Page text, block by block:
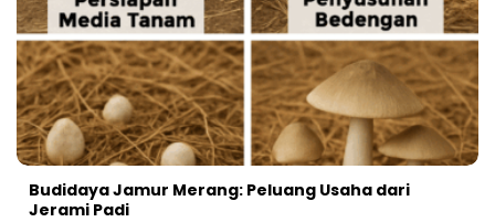
Budidaya Jamur Merang: Peluang Usaha dari
Jerami Padi